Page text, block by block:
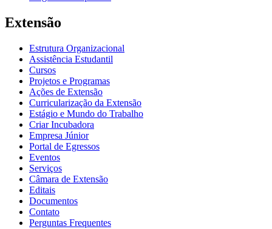
Extensão
Estrutura Organizacional
Assistência Estudantil
Cursos
Projetos e Programas
Ações de Extensão
Curricularização da Extensão
Estágio e Mundo do Trabalho
Criar Incubadora
Empresa Júnior
Portal de Egressos
Eventos
Serviços
Câmara de Extensão
Editais
Documentos
Contato
Perguntas Frequentes